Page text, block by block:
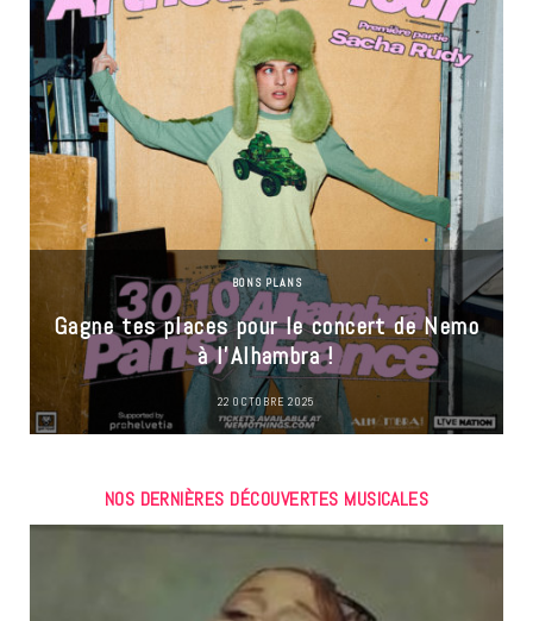
BONS PLANS
Gagne tes places pour le concert de Nemo
à l’Alhambra !
22 OCTOBRE 2025
NOS DERNIÈRES DÉCOUVERTES MUSICALES